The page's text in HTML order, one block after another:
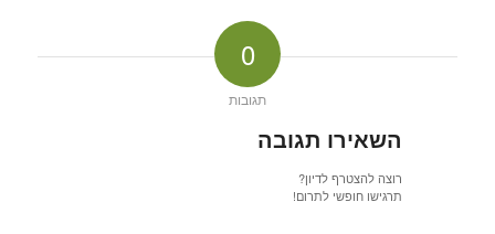
0
תגובות
השאירו תגובה
רוצה להצטרף לדיון?
תרגישו חופשי לתרום!